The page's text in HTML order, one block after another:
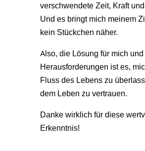
verschwendete Zeit, Kraft
Und es bringt mich meinem
kein Stückchen näher.
Also, die Lösung für mich
Herausforderungen ist es,
Fluss des Lebens zu
dem Leben zu vertrauen.
Danke wirklich für diese
Erkenntnis!